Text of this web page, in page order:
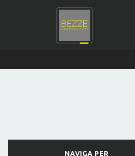
NAVIGA PER